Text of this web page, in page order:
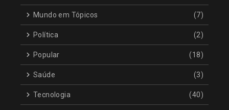
Mundo em Tópicos (7)
Política (2)
Popular (18)
Saúde (3)
Tecnologia (40)